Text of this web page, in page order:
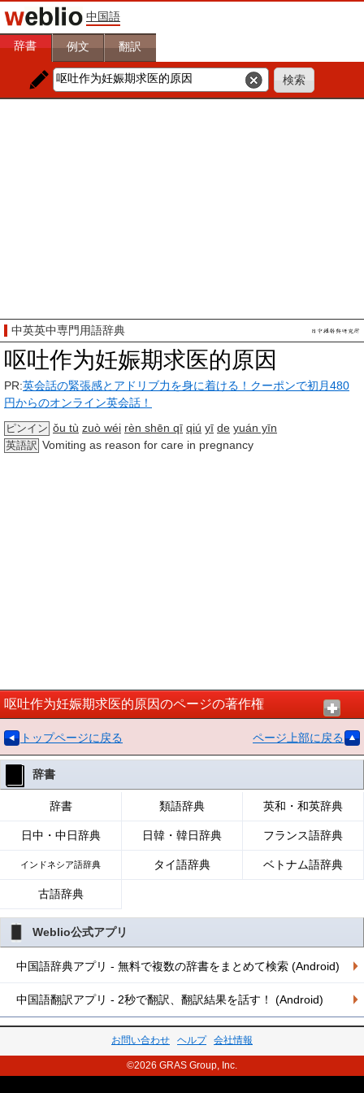
中国語
辞書 例文 翻訳
中英英中専門用語辞典
呕吐作为妊娠期求医的原因
PR:英会話の緊張感とアドリブ力を身に着ける！クーポンで初月480
円からのオンライン英会話！
ピンイン ǒu tù zuò wéi rèn shēn qī qiú yī de yuán yīn
英語訳 Vomiting as reason for care in pregnancy
呕吐作为妊娠期求医的原因のページの著作権
トップページに戻る ページ上部に戻る
辞書
辞書 類語辞典 英和・和英辞典
日中・中日辞典 日韓・韓日辞典 フランス語辞典
インドネシア語辞典 タイ語辞典 ベトナム語辞典
古語辞典
Weblio公式アプリ
中国語辞典アプリ - 無料で複数の辞書をまとめて検索 (Android)
中国語翻訳アプリ - 2秒で翻訳、翻訳結果を話す！ (Android)
お問い合わせ ヘルプ 会社情報
©2026 GRAS Group, Inc.